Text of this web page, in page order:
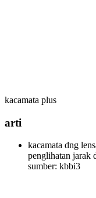
kacamata plus
arti
kacamata dng
penglihatan jarak
sumber: kbbi3